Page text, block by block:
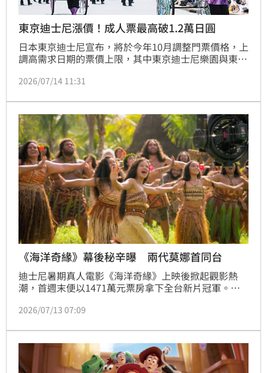
東京迪士尼漲價！成人票最高破1.2萬日圓
日本東京迪士尼宣布，將於今年10月調整門票價格，上
調高需求日期的票價上限，其中東京迪士尼樂園與東京
2400日圓，這也是迪士尼睽違3年調整票價。業者表
重新檢視票價制度。
2026/07/14 11:31
《海洋奇緣》幕後秘辛曝 兩代莫娜首同台
迪士尼暑期真人電影《海洋奇緣》上映後掀起觀影熱
潮，首週末便以1471萬元票房拿下全台新片冠軍。片
更首度讓動畫版與真人版「莫娜」夢幻同台，成為粉絲
2026/07/13 07:09